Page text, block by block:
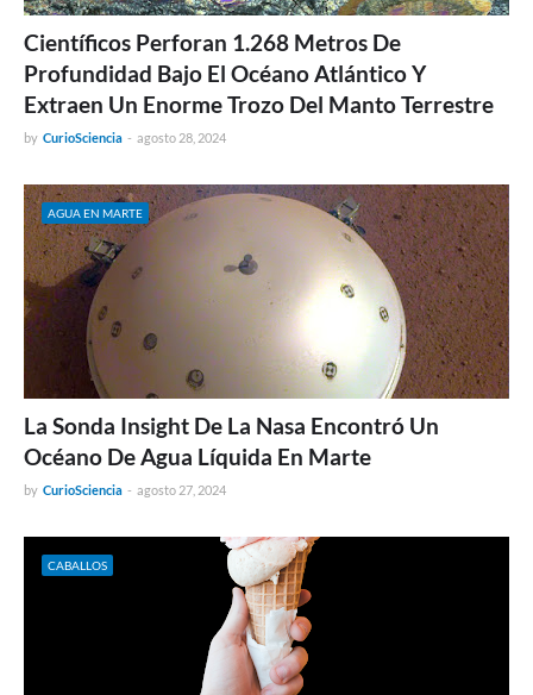
Científicos Perforan 1.268 Metros De
Profundidad Bajo El Océano Atlántico Y
Extraen Un Enorme Trozo Del Manto Terrestre
by CurioSciencia - agosto 28, 2024
AGUA EN MARTE
La Sonda Insight De La Nasa Encontró Un
Océano De Agua Líquida En Marte
by CurioSciencia - agosto 27, 2024
CABALLOS